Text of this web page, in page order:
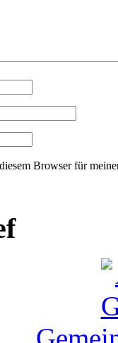
Browser für